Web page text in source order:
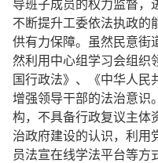
导班子成员的权力监督，
不断提升工委依法执政的
供有力保障。虽然民意街
然利用中心组学习会组织
国行政法》、《中华人民
增强领导干部的法治意识
构，不具备行政复议主体
治政府建设的认识，利用
员法宣在线学法平台等方